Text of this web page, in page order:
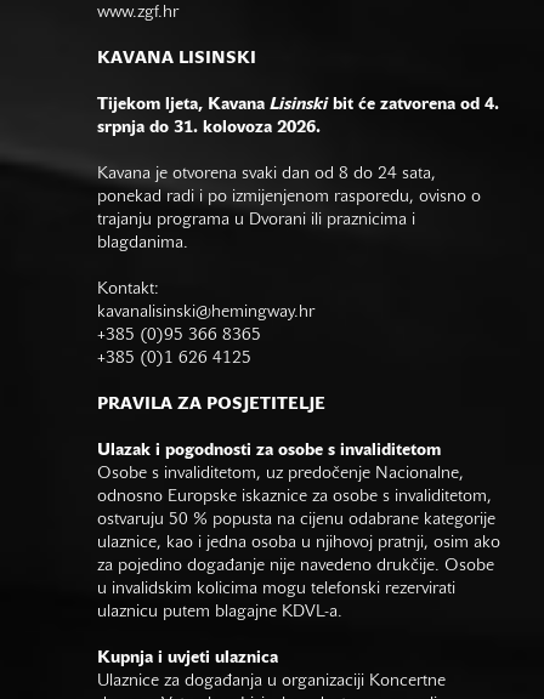
www.zgf.hr
KAVANA LISINSKI
Tijekom ljeta, Kavana Lisinski bit će zatvorena od 4.
srpnja do 31. kolovoza 2026.
Kavana je otvorena svaki dan od 8 do 24 sata,
ponekad radi i po izmijenjenom rasporedu, ovisno o
trajanju programa u Dvorani ili praznicima i
blagdanima.
Kontakt:
kavanalisinski@hemingway.hr
+385 (0)95 366 8365
+385 (0)1 626 4125
PRAVILA ZA POSJETITELJE
Ulazak i pogodnosti za osobe s invaliditetom
Osobe s invaliditetom, uz predočenje Nacionalne,
odnosno Europske iskaznice za osobe s invaliditetom,
ostvaruju 50 % popusta na cijenu odabrane kategorije
ulaznice, kao i jedna osoba u njihovoj pratnji, osim ako
za pojedino događanje nije navedeno drukčije. Osobe
u invalidskim kolicima mogu telefonski rezervirati
ulaznicu putem blagajne KDVL-a.
Kupnja i uvjeti ulaznica
Ulaznice za događanja u organizaciji Koncertne